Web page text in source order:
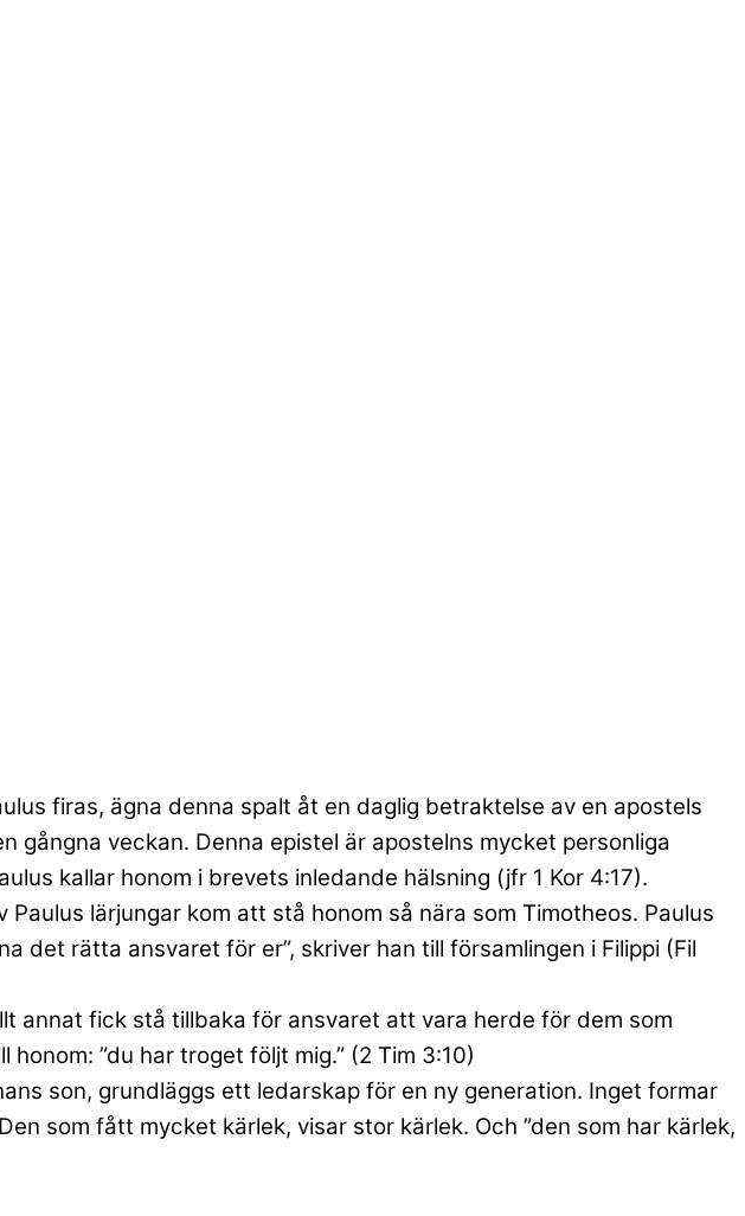
firas, ägna denna spalt åt en daglig betraktelse av en apostels
gångna veckan. Denna epistel är apostelns mycket personliga
kallar honom i brevets inledande hälsning (jfr 1 Kor 4:17).
lärjungar kom att stå honom så nära som Timotheos. Paulus
det rätta ansvaret för er”, skriver han till församlingen i Filippi (Fil
annat fick stå tillbaka för ansvaret att vara herde för dem som
”du har troget följt mig.” (2 Tim 3:10)
son, grundläggs ett ledarskap för en ny generation. Inget formar
som fått mycket kärlek, visar stor kärlek. Och ”den som har kärlek,